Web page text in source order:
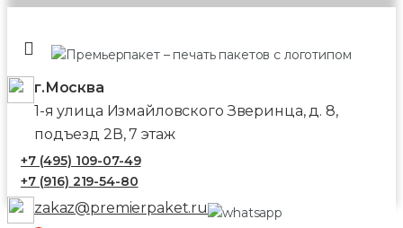
г.Москва
1-я улица Измайловского Зверинца, д. 8,
подъезд 2В, 7 этаж
+7 (495) 109-07-49
+7 (916) 219-54-80
zakaz@premierpaket.ru